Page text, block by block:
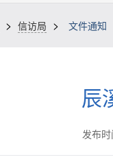
> 信访局 > 文件通知
辰
发布